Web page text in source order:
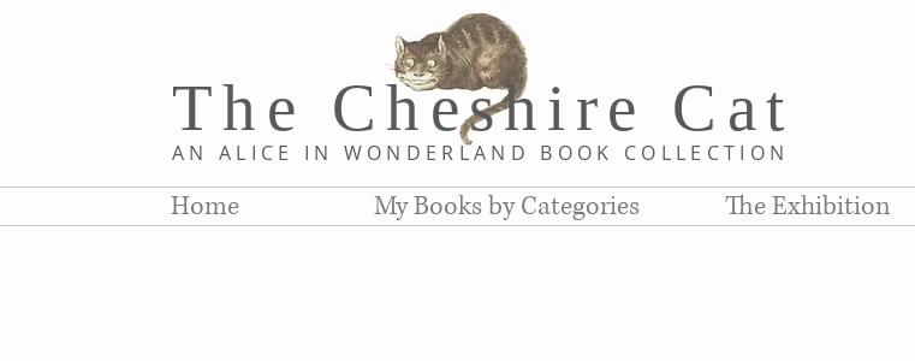
The Cheshire C at
AN ALICE IN WONDERLAND BOOK COLLE CTION
Home My Books by Categories The Exhibition